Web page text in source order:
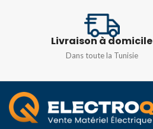
CHAMP DE DÉTECTION
Livraison à domicile
Dans toute la Tunisie